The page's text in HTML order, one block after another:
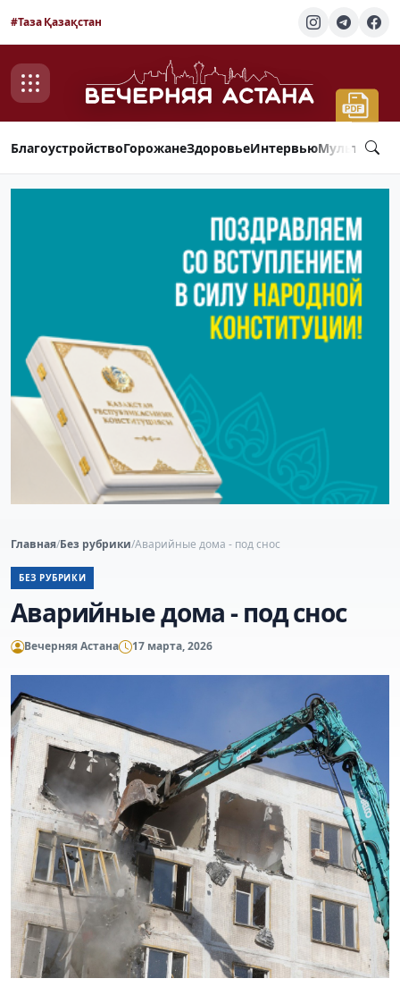
#Таза Қазақстан
БлагоустройствоГорожанеЗдоровьеИнтервью
Главная/Без рубрики/Аварийные дома - под снос
БЕЗ РУБРИКИ
Аварийные дома - под снос
Вечерняя Астана 17 марта, 2026